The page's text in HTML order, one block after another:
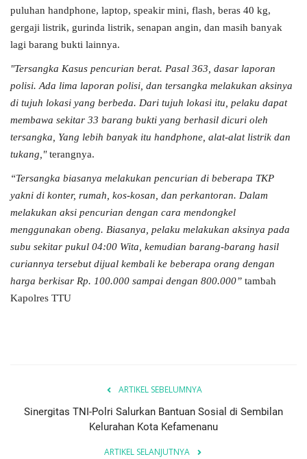
puluhan handphone, laptop, speakir mini, flash, beras 40 kg,
gergaji listrik, gurinda listrik, senapan angin, dan masih banyak
lagi barang bukti lainnya.
"Tersangka Kasus pencurian berat. Pasal 363, dasar laporan
polisi. Ada lima laporan polisi, dan tersangka melakukan aksinya
di tujuh lokasi yang berbeda. Dari tujuh lokasi itu, pelaku dapat
membawa sekitar 33 barang bukti yang berhasil dicuri oleh
tersangka, Yang lebih banyak itu handphone, alat-alat listrik dan
tukang,"terangnya.
“Tersangka biasanya melakukan pencurian di beberapa TKP
yakni di konter, rumah, kos-kosan, dan perkantoran. Dalam
melakukan aksi pencurian dengan cara mendongkel
menggunakan obeng. Biasanya, pelaku melakukan aksinya pada
subu sekitar pukul 04:00 Wita, kemudian barang-barang hasil
curiannya tersebut dijual kembali ke beberapa orang dengan
harga berkisar Rp. 100.000 sampai dengan 800.000” tambah
Kapolres TTU
ARTIKEL SEBELUMNYA
Sinergitas TNI-Polri Salurkan Bantuan Sosial di Sembilan
Kelurahan Kota Kefamenanu
ARTIKEL SELANJUTNYA